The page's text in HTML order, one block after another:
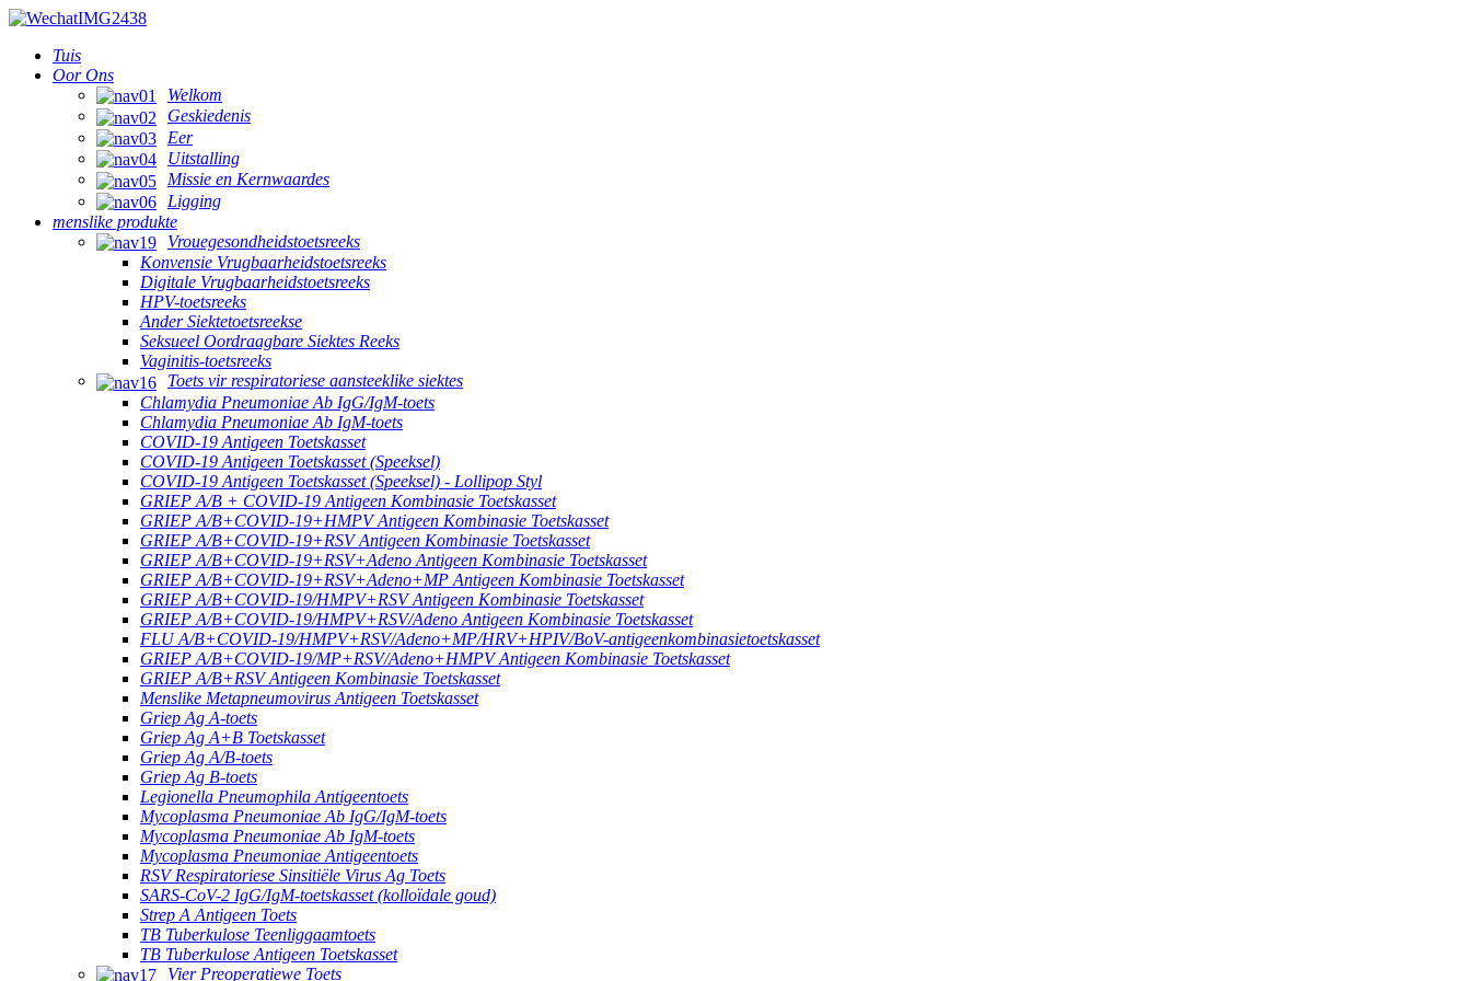
Tuis
Oor Ons
Welkom
Geskiedenis
Eer
Uitstalling
Missie en Kernwaardes
Ligging
menslike produkte
Vrouegesondheidstoetsreeks
Konvensie Vrugbaarheidstoetsreeks
Digitale Vrugbaarheidstoetsreeks
HPV-toetsreeks
Ander Siektetoetsreekse
Seksueel Oordraagbare Siektes Reeks
Vaginitis-toetsreeks
Toets vir respiratoriese aansteeklike siektes
Chlamydia Pneumoniae Ab IgG/IgM-toets
Chlamydia Pneumoniae Ab IgM-toets
COVID-19 Antigeen Toetskasset
COVID-19 Antigeen Toetskasset (Speeksel)
COVID-19 Antigeen Toetskasset (Speeksel) - Lollipop Styl
GRIEP A/B + COVID-19 Antigeen Kombinasie Toetskasset
GRIEP A/B+COVID-19+HMPV Antigeen Kombinasie Toetskasset
GRIEP A/B+COVID-19+RSV Antigeen Kombinasie Toetskasset
GRIEP A/B+COVID-19+RSV+Adeno Antigeen Kombinasie Toetskasset
GRIEP A/B+COVID-19+RSV+Adeno+MP Antigeen Kombinasie Toetskasset
GRIEP A/B+COVID-19/HMPV+RSV Antigeen Kombinasie Toetskasset
GRIEP A/B+COVID-19/HMPV+RSV/Adeno Antigeen Kombinasie Toetskasset
FLU A/B+COVID-19/HMPV+RSV/Adeno+MP/HRV+HPIV/BoV-antigeenkombinasietoetskasset
GRIEP A/B+COVID-19/MP+RSV/Adeno+HMPV Antigeen Kombinasie Toetskasset
GRIEP A/B+RSV Antigeen Kombinasie Toetskasset
Menslike Metapneumovirus Antigeen Toetskasset
Griep Ag A-toets
Griep Ag A+B Toetskasset
Griep Ag A/B-toets
Griep Ag B-toets
Legionella Pneumophila Antigeentoets
Mycoplasma Pneumoniae Ab IgG/IgM-toets
Mycoplasma Pneumoniae Ab IgM-toets
Mycoplasma Pneumoniae Antigeentoets
RSV Respiratoriese Sinsitiële Virus Ag Toets
SARS-CoV-2 IgG/IgM-toetskasset (kolloïdale goud)
Strep A Antigeen Toets
TB Tuberkulose Teenliggaamtoets
TB Tuberkulose Antigeen Toetskasset
Vier Preoperatiewe Toets